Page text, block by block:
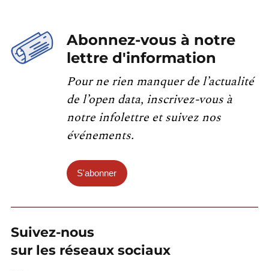
Abonnez-vous à notre
lettre d'information
Pour ne rien manquer de l’actualité
de l’open data, inscrivez-vous à
notre infolettre et suivez nos
événements.
S'abonner
Suivez-nous
sur les réseaux sociaux